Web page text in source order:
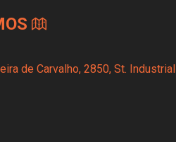
de Carvalho, 2850, St.